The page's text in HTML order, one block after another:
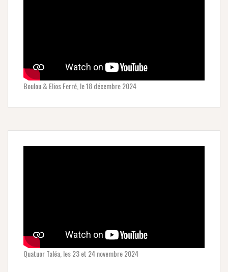
Boulou & Elios Ferré, le 18 décembre 2024
Quatuor Taléa, les 23 et 24 novembre 2024